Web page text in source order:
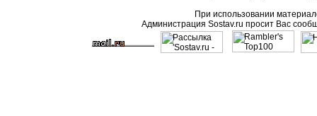
При использовании
Администрация Sostav.ru просит Вас